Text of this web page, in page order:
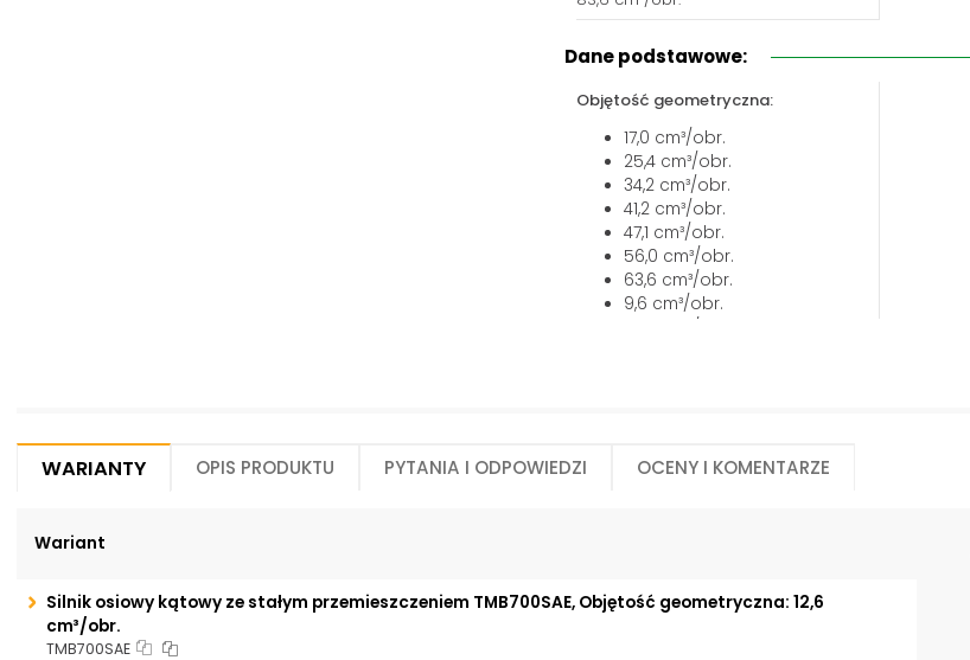
Biuro obsługi klienta:
+48 535 424 483
jawor@chss.pl
PN-PT: 7:00 - 16:00
Dane podstawowe:
Objętość geometryczna:
17,0 cm³/obr.
25,4 cm³/obr.
34,2 cm³/obr.
41,2 cm³/obr.
47,1 cm³/obr.
56,0 cm³/obr.
63,6 cm³/obr.
9,6 cm³/obr.
Warianty Opis produktu Pytania i odpowiedzi Oceny i komentarze
Wariant
Silnik osiowy kątowy ze stałym przemieszczeniem TMB700SAE, Objętość geometryczna: 12,6
cm³/obr.
TMB700SAE